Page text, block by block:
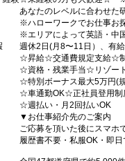
あなたのレベルに合わせた
※ハローワークでお仕事お
※エリアによって英語・中
週休2日(月8〜11日）、有
☆昇給☆交通費規定支給☆
☆資格・残業手当☆リゾー
☆特別ボーナス最大5万円(
☆車通勤OK☆正社員登用制
☆週払い・月2回払いOK
▼お仕事紹介先のご案内
ご応募を頂いた後にスマホ
履歴書不要・私服OK・即